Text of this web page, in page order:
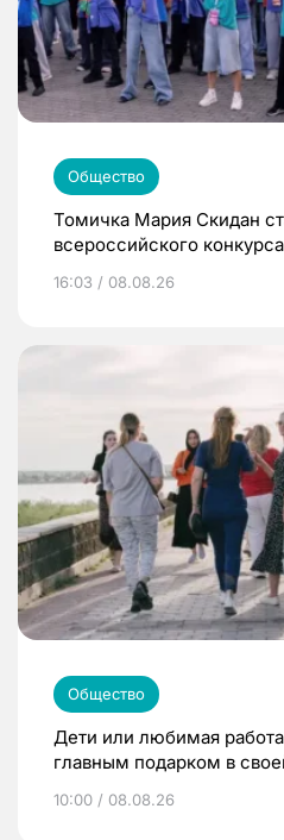
Общество
Томичка Мария Скидан
всероссийского
16:03 / 08.08.26
Общество
Дети или любимая
главным подарком в
10:00 / 08.08.26